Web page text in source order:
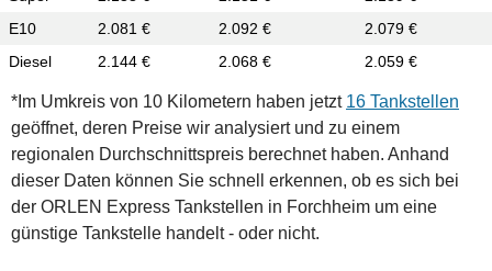
E10
2.081 € 2.092 €
2.079 €
Diesel
2.144 € 2.068 € 2.059 €
*Im Umkreis von 10 Kilometern haben jetzt 16 Tankstellen
geöffnet, deren Preise wir analysiert und zu einem
regionalen Durchschnittspreis berechnet haben. Anhand
dieser Daten können Sie schnell erkennen, ob es sich bei
der ORLEN Express Tankstellen in Forchheim um eine
günstige Tankstelle handelt - oder nicht.